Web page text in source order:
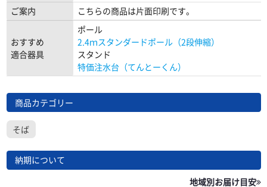
ご案内
こちらの商品は片面印刷です。
おすすめ
適合器具
ポール
2.4ｍスタンダードポール（2段伸縮）
スタンド
特価注水台（てんとーくん）
商品カテゴリー
そば
納期について
地域別お届け目安